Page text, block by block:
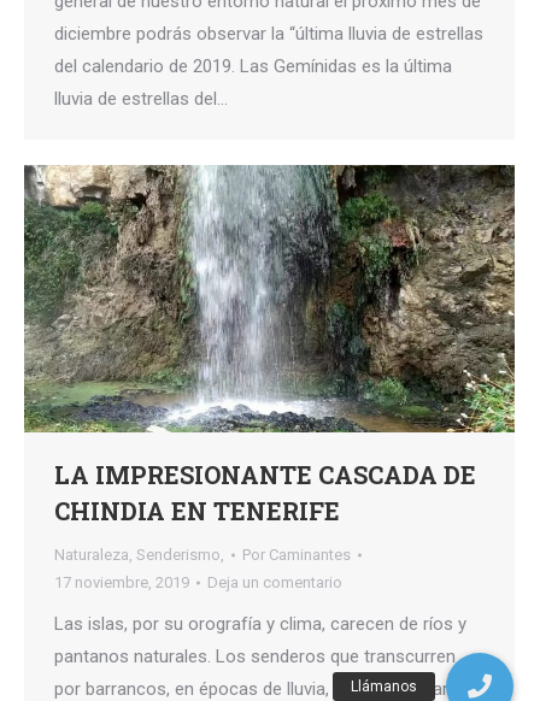
diciembre podrás observar la “última lluvia de estrellas
del calendario de 2019. Las Gemínidas es la última
lluvia de estrellas del…
LA IMPRESIONANTE CASCADA DE
CHINDIA EN TENERIFE
Naturaleza, Senderismo, Por Caminantes
17 noviembre, 2019
Deja un comentario
Las islas, por su orografía y clima, carecen de ríos y
pantanos naturales. Los senderos que transcurren
por barrancos, en épocas de lluvia, pueden contar con